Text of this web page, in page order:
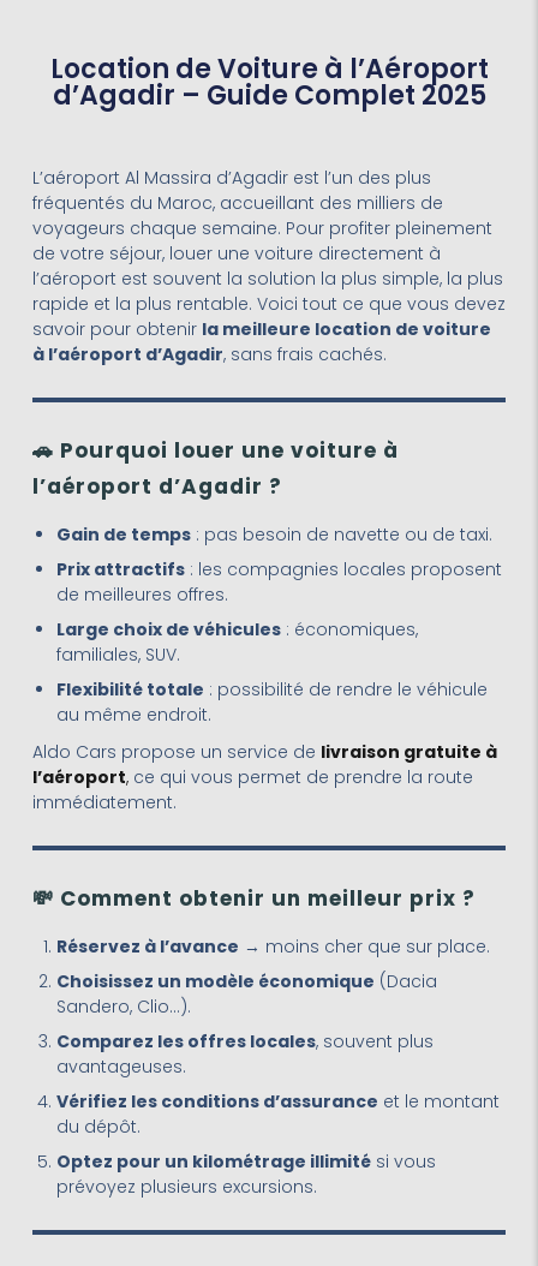
Location de Voiture à l’Aéroport
d’Agadir – Guide Complet 2025
L’aéroport Al Massira d’Agadir est l’un des plus
fréquentés du Maroc, accueillant des milliers de
voyageurs chaque semaine. Pour profiter pleinement
de votre séjour, louer une voiture directement à
l’aéroport est souvent la solution la plus simple, la plus
rapide et la plus rentable. Voici tout ce que vous devez
savoir pour obtenir la meilleure location de voiture
à l’aéroport d’Agadir, sans frais cachés.
🚗 Pourquoi louer une voiture à
l’aéroport d’Agadir ?
Gain de temps: pas besoin de navette ou de taxi.
Prix attractifs: les compagnies locales proposent
de meilleures offres.
Large choix de véhicules: économiques,
familiales, SUV.
Flexibilité totale : possibilité de rendre le véhicule
au même endroit.
Aldo Cars propose un service de livraison gratuite à
l’aéroport,ce qui vous permet de prendre la route
immédiatement.
💸 Comment obtenir un meilleur prix ?
Réservez à l’avance → moins cher que sur place.
Choisissez un modèle économique (Dacia
Sandero, Clio…).
Comparez les offres locales, souvent plus
avantageuses.
Vérifiez les conditions d’assurance et le montant
du dépôt.
Optez pour un kilométrage illimitési vous
prévoyez plusieurs excursions.